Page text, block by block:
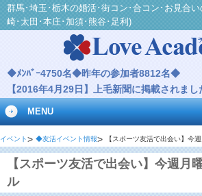
群馬･埼玉･栃木の婚活･街コン･合コン･お見合
崎･太田･本庄･加須･熊谷･足利)
◆ﾒﾝﾊﾞｰ4750名◆昨年の参加者8812名◆
【2016年4月29日】上毛新聞に掲載されまし
MENU
イベント ◆友活イベント情報 【スポーツ友活で出会い】今
【スポーツ友活で出会い】今週月
ル